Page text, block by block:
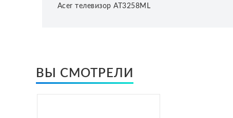
Acer телевизор AT3258ML
ВЫ СМОТРЕЛИ